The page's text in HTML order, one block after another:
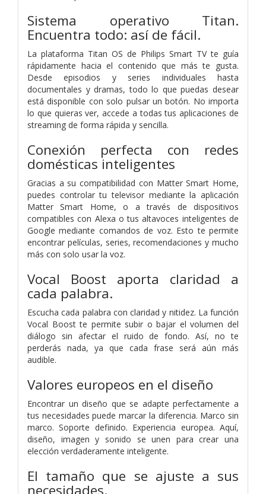
Sistema operativo Titan.
Encuentra todo: así de fácil.
La plataforma Titan OS de Philips Smart TV te guía
rápidamente hacia el contenido que más te gusta.
Desde episodios y series individuales hasta
documentales y dramas, todo lo que puedas desear
está disponible con solo pulsar un botón. No importa
lo que quieras ver, accede a todas tus aplicaciones de
streaming de forma rápida y sencilla.
Conexión perfecta con redes
domésticas inteligentes
Gracias a su compatibilidad con Matter Smart Home,
puedes controlar tu televisor mediante la aplicación
Matter Smart Home, o a través de dispositivos
compatibles con Alexa o tus altavoces inteligentes de
Google mediante comandos de voz. Esto te permite
encontrar películas, series, recomendaciones y mucho
más con solo usar la voz.
Vocal Boost aporta claridad a
cada palabra.
Escucha cada palabra con claridad y nitidez. La función
Vocal Boost te permite subir o bajar el volumen del
diálogo sin afectar el ruido de fondo. Así, no te
perderás nada, ya que cada frase será aún más
audible.
Valores europeos en el diseño
Encontrar un diseño que se adapte perfectamente a
tus necesidades puede marcar la diferencia. Marco sin
marco. Soporte definido. Experiencia europea. Aquí,
diseño, imagen y sonido se unen para crear una
elección verdaderamente inteligente.
El tamaño que se ajuste a sus
necesidades.